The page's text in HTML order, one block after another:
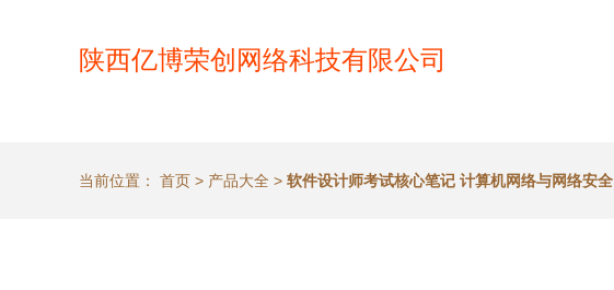
陕西亿博荣创网络科技有限公司
当前位置： 首页 > 产品大全 > 软件设计师考试核心笔记 计算机网络与网络安全